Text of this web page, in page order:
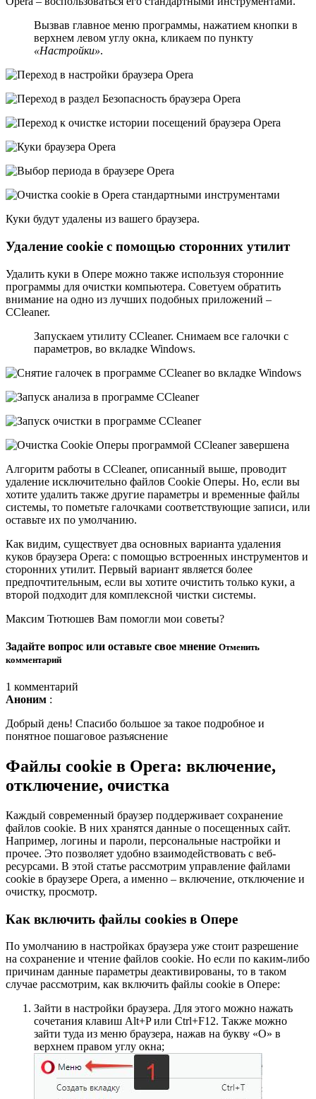
Вызвав главное меню программы, нажатием кнопки в
верхнем левом углу окна, кликаем по пункту
«Настройки».
Куки будут удалены из вашего браузера.
Удаление cookie с помощью сторонних утилит
Удалить куки в Опере можно также используя сторонние
программы для очистки компьютера. Советуем обратить
внимание на одно из лучших подобных приложений –
CCleaner.
Запускаем утилиту CCleaner. Снимаем все галочки с
параметров, во вкладке Windows.
Алгоритм работы в CCleaner, описанный выше, проводит
удаление исключительно файлов Cookie Оперы. Но, если вы
хотите удалить также другие параметры и временные файлы
системы, то пометьте галочками соответствующие записи, или
оставьте их по умолчанию.
Как видим, существует два основных варианта удаления
куков браузера Opera: с помощью встроенных инструментов и
сторонних утилит. Первый вариант является более
предпочтительным, если вы хотите очистить только куки, а
второй подходит для комплексной чистки системы.
Максим Тютюшев Вам помогли мои советы?
Задайте вопрос или оставьте свое мнение Отменить
комментарий
1 комментарий
Аноним :
Добрый день! Спасибо большое за такое подробное и
понятное пошаговое разъяснение
Файлы cookie в Opera: включение,
отключение, очистка
Каждый современный браузер поддерживает сохранение
файлов cookie. В них хранятся данные о посещенных сайт.
Например, логины и пароли, персональные настройки и
прочее. Это позволяет удобно взаимодействовать с веб-
ресурсами. В этой статье рассмотрим управление файлами
cookie в браузере Opera, а именно – включение, отключение и
очистку, просмотр.
Как включить файлы cookies в Опере
По умолчанию в настройках браузера уже стоит разрешение
на сохранение и чтение файлов cookie. Но если по каким-либо
причинам данные параметры деактивированы, то в таком
случае рассмотрим, как включить файлы cookie в Опере:
Зайти в настройки браузера. Для этого можно нажать
сочетания клавиш Alt+P или Ctrl+F12. Также можно
зайти туда из меню браузера, нажав на букву «О» в
верхнем правом углу окна;